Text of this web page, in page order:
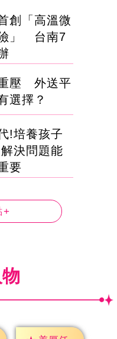
創「高溫微
」 台南7
壓 外送平
選擇？
!培養孩子
決問題能
要
+